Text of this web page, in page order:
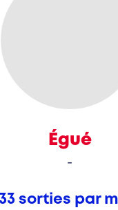
Égué
-
33 sorties par